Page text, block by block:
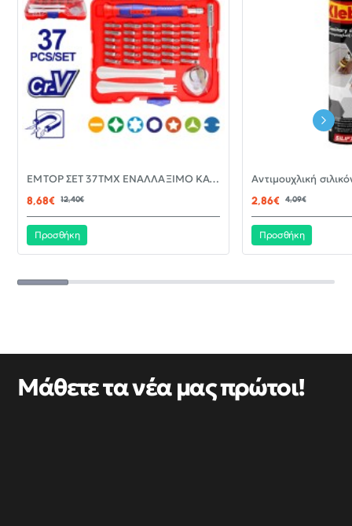
-30%EMTOP ΣΕΤ 37ΤΜΧ ΕΝΑΛΛΑΞΙΜΟ ΚΑΤΣΑΒΙΔΙ ΜΕ ΜΥΤΕΣ EBST03702
8,68€
12,40€
Προσθήκη
2,86€ 4,09€
Προσθήκη
Μάθετε τα νέα μας πρώτοι!